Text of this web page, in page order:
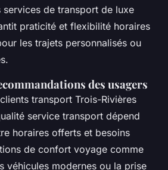
services de transport de luxe
praticité et flexibilité horaires
les trajets personnalisés ou
des usagers
transport Trois-Rivières
service transport dépend
horaires offerts et besoins
de confort voyage comme
véhicules modernes ou la prise